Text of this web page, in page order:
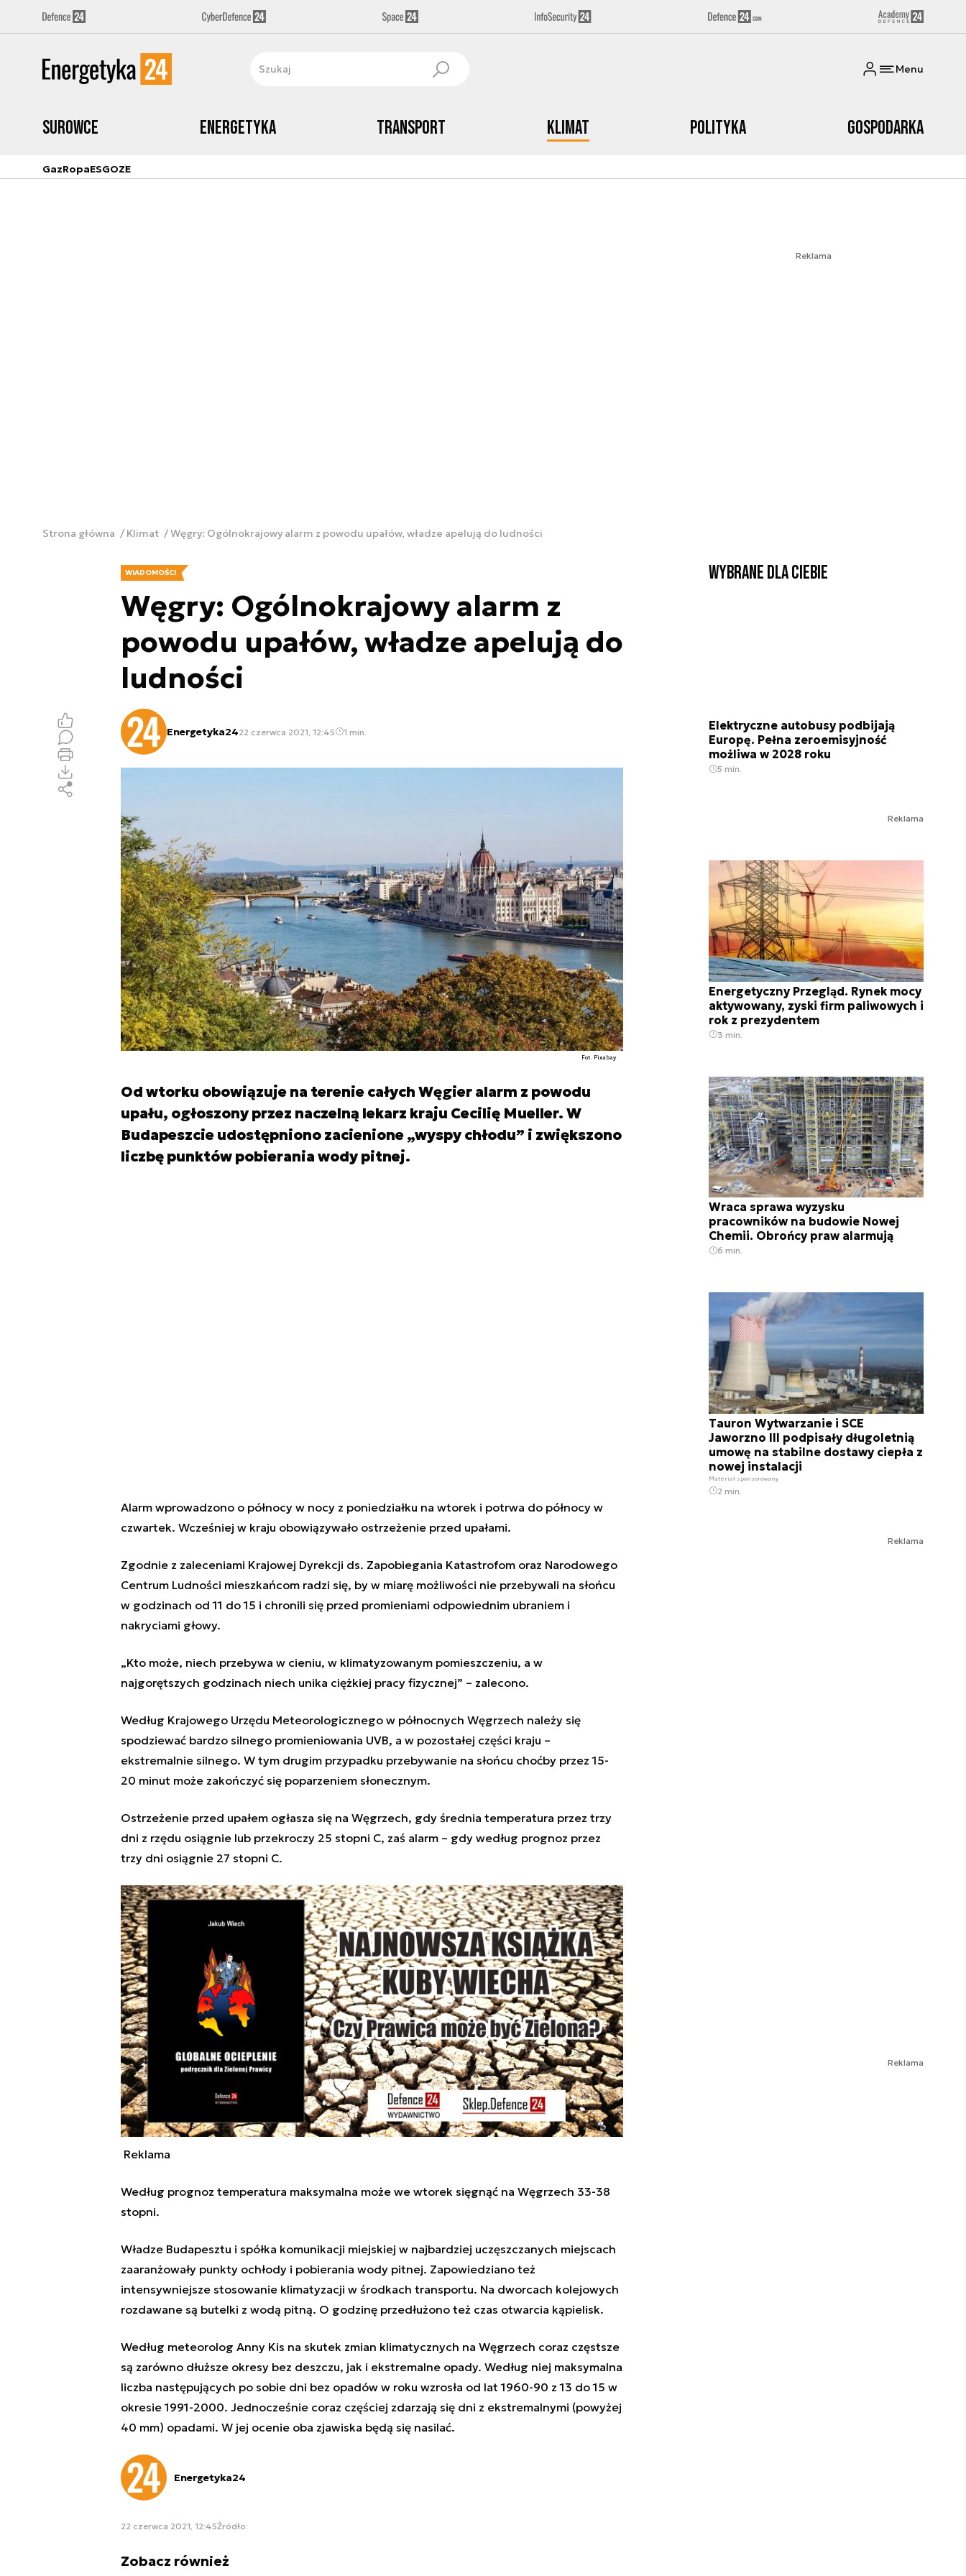
Menu
Surowce Energetyka Transport Klimat Polityka Gospodarka
GazRopaESGOZE
Reklama
Strona główna Klimat Węgry: Ogólnokrajowy alarm z powodu upałów, władze apelują do ludności
WIADOMOŚCI
Węgry: Ogólnokrajowy alarm z
powodu upałów, władze apelują do
ludności
Energetyka2422 czerwca 2021, 12:45 1 min.
Fot. Pixabay
Od wtorku obowiązuje na terenie całych Węgier alarm z powodu
upału, ogłoszony przez naczelną lekarz kraju Cecilię Mueller. W
Budapeszcie udostępniono zacienione „wyspy chłodu” i zwiększono
liczbę punktów pobierania wody pitnej.
Alarm wprowadzono o północy w nocy z poniedziałku na wtorek i potrwa do północy w
czwartek. Wcześniej w kraju obowiązywało ostrzeżenie przed upałami.
Zgodnie z zaleceniami Krajowej Dyrekcji ds. Zapobiegania Katastrofom oraz Narodowego
Centrum Ludności mieszkańcom radzi się, by w miarę możliwości nie przebywali na słońcu
w godzinach od 11 do 15 i chronili się przed promieniami odpowiednim ubraniem i
nakryciami głowy.
„Kto może, niech przebywa w cieniu, w klimatyzowanym pomieszczeniu, a w
najgorętszych godzinach niech unika ciężkiej pracy fizycznej” – zalecono.
Według Krajowego Urzędu Meteorologicznego w północnych Węgrzech należy się
spodziewać bardzo silnego promieniowania UVB, a w pozostałej części kraju –
ekstremalnie silnego. W tym drugim przypadku przebywanie na słońcu choćby przez 15-
20 minut może zakończyć się poparzeniem słonecznym.
Ostrzeżenie przed upałem ogłasza się na Węgrzech, gdy średnia temperatura przez trzy
dni z rzędu osiągnie lub przekroczy 25 stopni C, zaś alarm – gdy według prognoz przez
trzy dni osiągnie 27 stopni C.
Reklama
Według prognoz temperatura maksymalna może we wtorek sięgnąć na Węgrzech 33-38
stopni.
Władze Budapesztu i spółka komunikacji miejskiej w najbardziej uczęszczanych miejscach
zaaranżowały punkty ochłody i pobierania wody pitnej. Zapowiedziano też
intensywniejsze stosowanie klimatyzacji w środkach transportu. Na dworcach kolejowych
rozdawane są butelki z wodą pitną. O godzinę przedłużono też czas otwarcia kąpielisk.
Według meteorolog Anny Kis na skutek zmian klimatycznych na Węgrzech coraz częstsze
są zarówno dłuższe okresy bez deszczu, jak i ekstremalne opady. Według niej maksymalna
liczba następujących po sobie dni bez opadów w roku wzrosła od lat 1960-90 z 13 do 15 w
okresie 1991-2000. Jednocześnie coraz częściej zdarzają się dni z ekstremalnymi (powyżej
40 mm) opadami. W jej ocenie oba zjawiska będą się nasilać.
Energetyka24
22 czerwca 2021, 12:45Źródło:
Zobacz również
Wybrane dla Ciebie
Elektryczne autobusy podbijają
Europę. Pełna zeroemisyjność
możliwa w 2028 roku
5 min.
Reklama
Energetyczny Przegląd. Rynek mocy
aktywowany, zyski firm paliwowych i
rok z prezydentem
3 min.
Wraca sprawa wyzysku
pracowników na budowie Nowej
Chemii. Obrońcy praw alarmują
6 min.
Tauron Wytwarzanie i SCE
Jaworzno III podpisały długoletnią
umowę na stabilne dostawy ciepła z
nowej instalacji
Materiał sponsorowany
2 min.
Reklama
Reklama